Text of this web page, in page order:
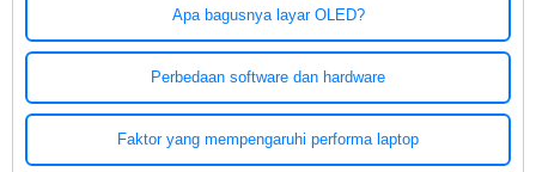
Apa bagusnya layar OLED?
Perbedaan software dan hardware
Faktor yang mempengaruhi performa laptop